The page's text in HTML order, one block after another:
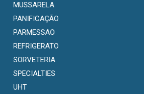
MUSSARELA
PANIFICAÇÃO
PARMESSAO
REFRIGERATO
SORVETERIA
SPECIALTIES
UHT